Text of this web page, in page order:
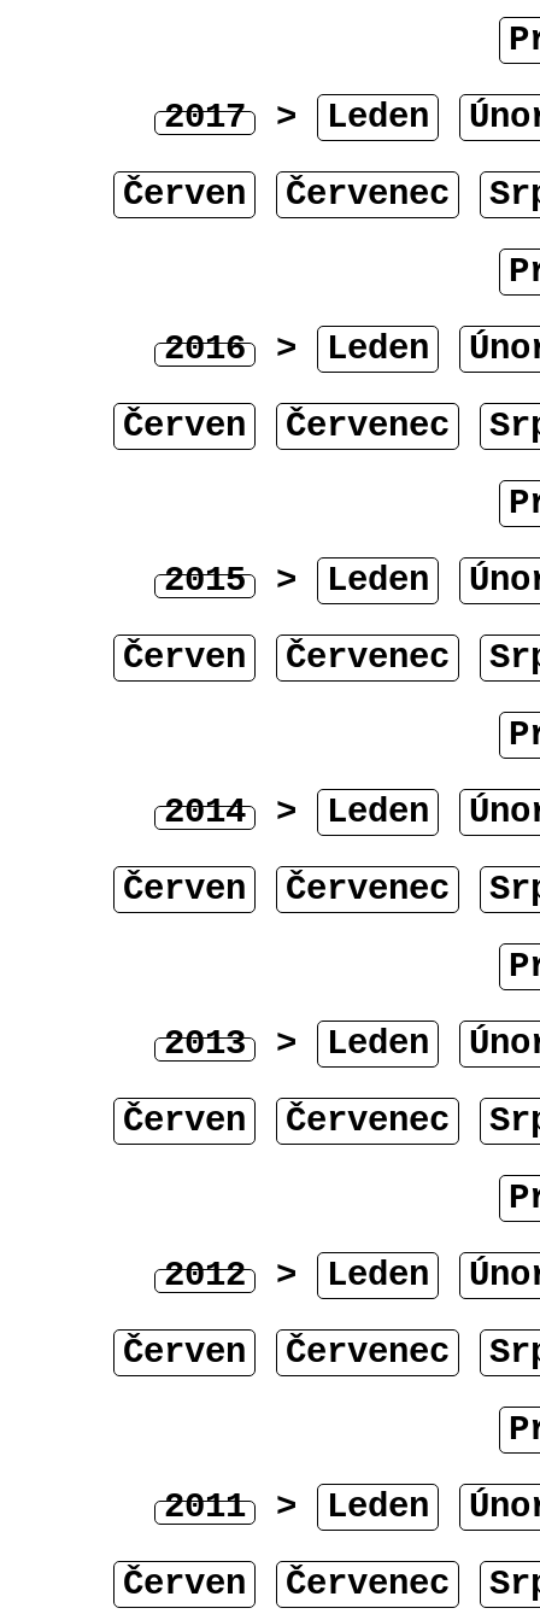
2017 > Leden
Červen
Červenec
2016 > Leden
Červen
Červenec
2015 > Leden
Červen
Červenec
2014 > Leden
Červen
Červenec
2013 > Leden
Červen
Červenec
2012 > Leden
Červen
Červenec
2011 > Leden
Červen
Červenec